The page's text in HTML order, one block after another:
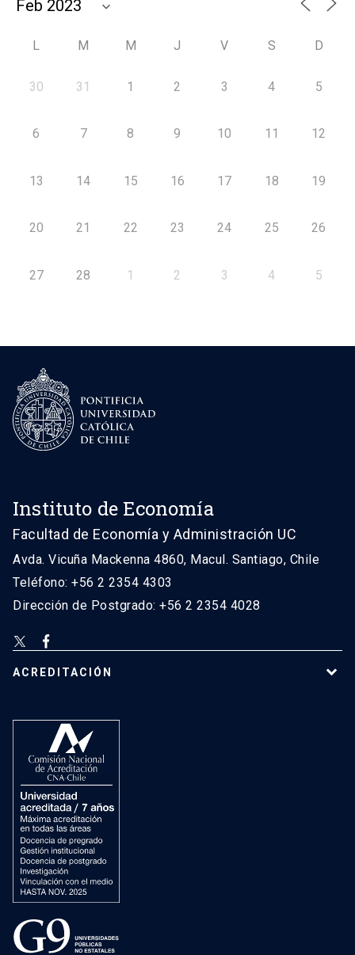
L M M J V S D
30 31 1 2 3 4 5
6 7 8 9 10 11 12
13 14 15 16 17 18 19
20 21 22 23 24 25 26
27 28 1 2 3 4 5
Instituto de Economía
Facultad de Economía y Administración UC
Avda. Vicuña Mackenna 4860, Macul. Santiago, Chile
Teléfono: +56 2 2354 4303
Dirección de Postgrado: +56 2 2354 4028
ACREDITACIÓN